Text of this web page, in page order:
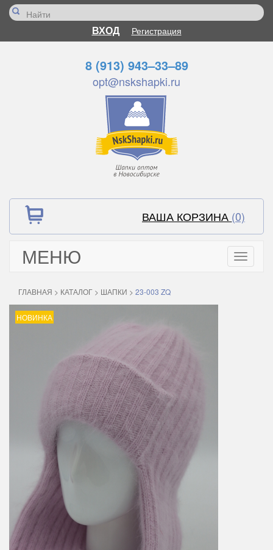
ВХОД Регистрация
8 (913) 943–33–89
opt@nskshapki.ru
ВАША КОРЗИНА (0)
МЕНЮ
Toggle
ГЛАВНАЯ > КАТАЛОГ > ШАПКИ > 23-003 ZQ
НОВИНКА